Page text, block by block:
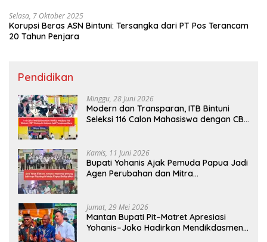
Selasa, 7 Oktober 2025
Korupsi Beras ASN Bintuni: Tersangka dari PT Pos Terancam
20 Tahun Penjara
Pendidikan
Minggu, 28 Juni 2026
Modern dan Transparan, ITB Bintuni
Seleksi 116 Calon Mahasiswa dengan CBT
Kamis, 11 Juni 2026
Bupati Yohanis Ajak Pemuda Papua Jadi
Agen Perubahan dan Mitra
Jumat, 29 Mei 2026
Mantan Bupati Pit–Matret Apresiasi
Yohanis–Joko Hadirkan Mendikdasmen